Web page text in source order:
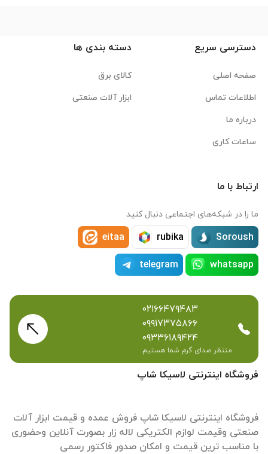
فروشگاه اینترنتی لاسیکا شاپ
فروشگاه اینترنتی لاسیکا شاپ فروش عمده و قیمت ابزار آلات
صنعتی وقیمت لوازم الکتریکی لاله زار بصورت آنلاین وحضوری
با مناسب ترین قیمت و امکان صدور فاکتور رسمی
دسترسی سریع
صفحه اصلی
اطلاعات تماس
درباره ما
ساعات کاری
دسته بندی ها
کالای برق
ابزار آلات صنعتی
ارتباط با ما
ما را در شبکه‌های اجتماعی دنبال کنید
Soroush
rubika
eitaa
whatsapp
telegram
۰۲۱۶۶۴۷۹۴۸۳
۰۹۹۱۷۳۷۵۸۶۶
۰۹۳۳۶۱۸۹۴۲۴
منتظر صدای گرم شما هستیم